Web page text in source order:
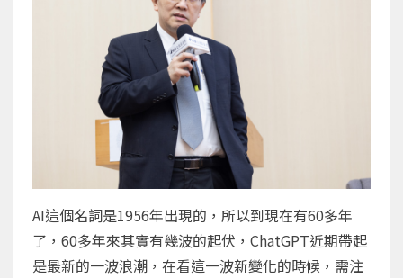
AI這個名詞是1956年出現的，所以到現在有60多年
了，60多年來其實有幾波的起伏，ChatGPT近期帶起
是最新的一波浪潮，在看這一波新變化的時候，需注